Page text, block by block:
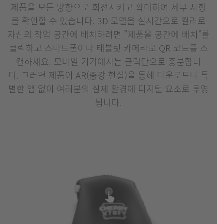
제품을 모든 방향으로 회전시키고 확대하여 세부 사항
을 확인할 수 있습니다. 3D 모델을 실시간으로 컬러로
자신의 작업 공간에 배치하려면 "제품을 공간에 배치"를
클릭하고 스마트폰이나 태블릿 카메라로 QR 코드를 스
캔하세요. 모바일 기기에서는 클릭만으로 충분합니
다. 그러면 제품이 AR(증강 현실)을 통해 다운로드나 특
별한 앱 없이 여러분의 실제 환경에 디지털 요소로 투영
됩니다.